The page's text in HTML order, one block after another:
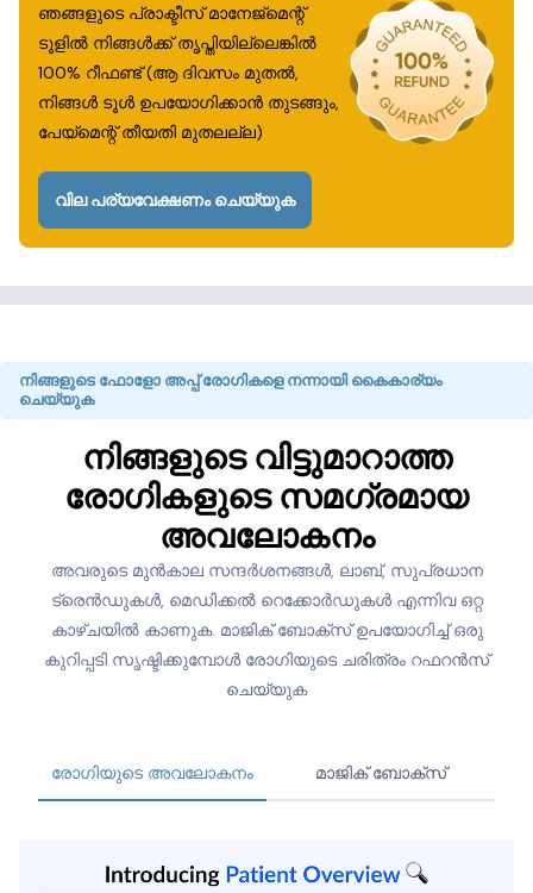
ഞങ്ങളുടെ പ്രാക്ടീസ് മാനേജ്‌മെന്റ്
ടൂളിൽ നിങ്ങൾക്ക് തൃപ്തിയില്ലെങ്കിൽ
100% റീഫണ്ട് (ആ ദിവസം മുതൽ,
നിങ്ങൾ ടൂൾ ഉപയോഗിക്കാൻ തുടങ്ങും,
പേയ്‌മെന്റ് തീയതി മുതലല്ല)
വില പര്യവേക്ഷണം ചെയ്യുക
നിങ്ങളുടെ ഫോളോ അപ്പ് രോഗികളെ നന്നായി കൈകാര്യം
ചെയ്യുക
നിങ്ങളുടെ വിട്ടുമാറാത്ത
രോഗികളുടെ സമഗ്രമായ
അവലോകനം
അവരുടെ മുൻകാല സന്ദർശനങ്ങൾ, ലാബ്, സുപ്രധാന
ട്രെൻഡുകൾ, മെഡിക്കൽ റെക്കോർഡുകൾ എന്നിവ ഒറ്റ
കാഴ്‌ചയിൽ കാണുക. മാജിക് ബോക്സ് ഉപയോഗിച്ച് ഒരു
കുറിപ്പടി സൃഷ്ടിക്കുമ്പോൾ രോഗിയുടെ ചരിത്രം റഫറൻസ്
ചെയ്യുക
രോഗിയുടെ അവലോകനം മാജിക് ബോക്സ്